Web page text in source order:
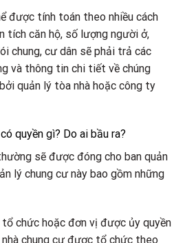
được tính toán theo nhiều cách
tích căn hộ, số lượng người ở,
chung, cư dân sẽ phải trả các
và thông tin chi tiết về chúng
quản lý tòa nhà hoặc công ty
quyền gì? Do ai bầu ra?
sẽ được đóng cho ban quản
lý chung cư này bao gồm những
tổ chức hoặc đơn vị được ủy quyền
nhà chung cư được tổ chức theo